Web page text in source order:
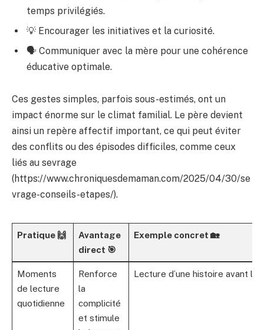
temps privilégiés.
💡 Encourager les initiatives et la curiosité.
🗣️ Communiquer avec la mère pour une cohérence
éducative optimale.
Ces gestes simples, parfois sous-estimés, ont un
impact énorme sur le climat familial. Le père devient
ainsi un repère affectif important, ce qui peut éviter
des conflits ou des épisodes difficiles, comme ceux
liés au sevrage
(https://www.chroniquesdemaman.com/2025/04/30/se
vrage-conseils-etapes/).
Pratique 🙌
Avantage
direct 🎯
Exemple concret 🏡
Moments
de lecture
quotidienne
Renforce
la
complicité
et stimule
Lecture d’une histoire avant le